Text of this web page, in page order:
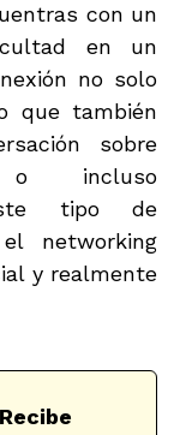
con un
en un
no solo
que también
sobre
o incluso
tipo de
networking
y realmente